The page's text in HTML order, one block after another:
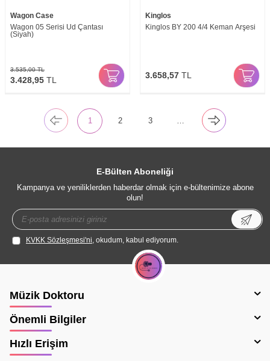
Wagon Case
Wagon 05 Serisi Ud Çantası
(Siyah)
3.535,00TL
3.428,95 TL
Kinglos
Kinglos BY 200 4/4 Keman Arşesi
3.658,57 TL
1 2 3 …
E-Bülten Aboneliği
Kampanya ve yeniliklerden haberdar olmak için e-bültenimize abone
olun!
KVKK Sözleşmesi'ni, okudum, kabul ediyorum.
Müzik Doktoru
Önemli Bilgiler
Hızlı Erişim